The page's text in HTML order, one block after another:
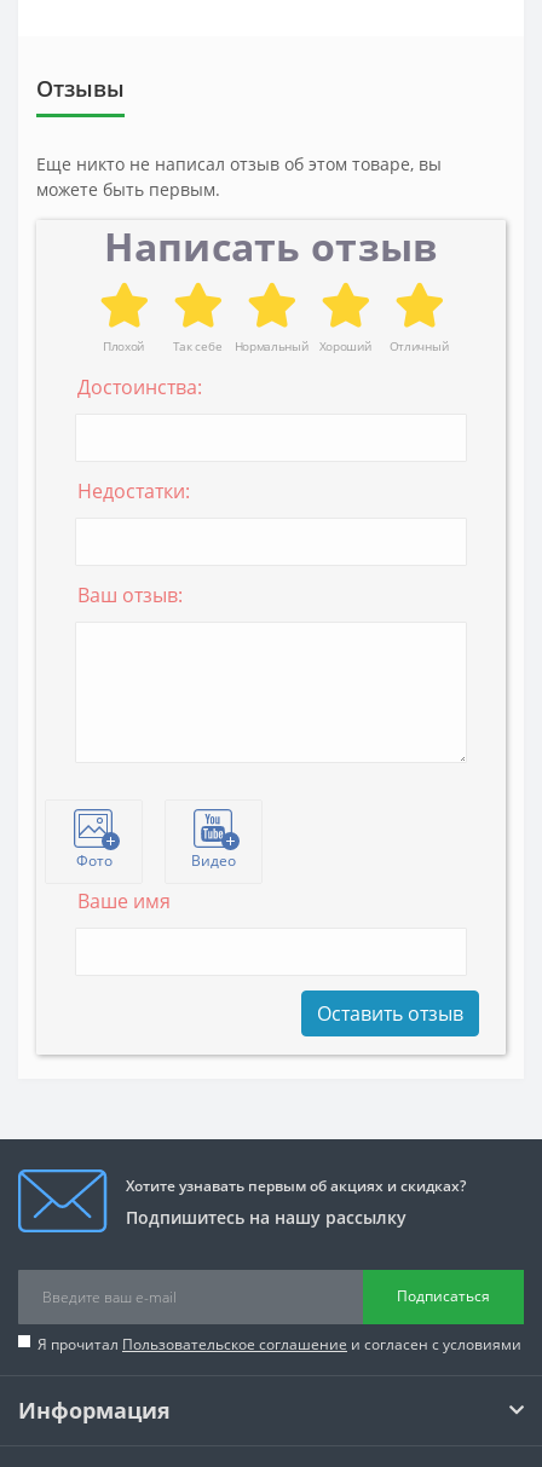
Отзывы
Еще никто не написал отзыв об этом товаре, вы
можете быть первым.
Написать отзыв
Плохой Так себе Нормальный Хороший Отличный
Достоинства:
Недостатки:
Ваш отзыв:
Фото Видео
Ваше имя
Оставить отзыв
Хотите узнавать первым об акциях и скидках?
Подпишитесь на нашу рассылку
Подписаться
Я прочитал Пользовательское соглашение и согласен с условиями
Информация